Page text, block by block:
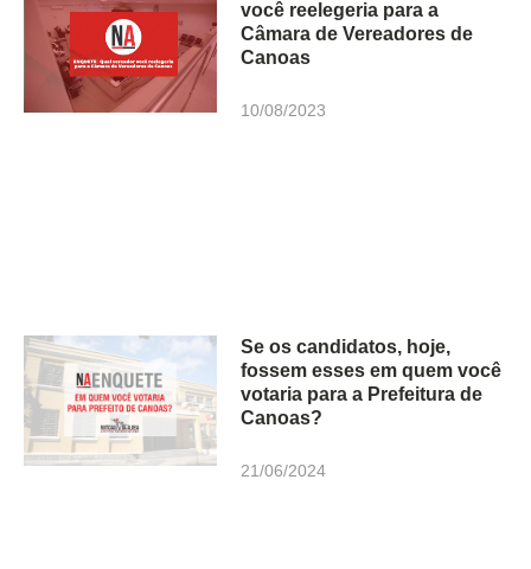
você reelegeria para a
Câmara de Vereadores de
Canoas
10/08/2023
Se os candidatos, hoje,
fossem esses em quem você
votaria para a Prefeitura de
Canoas?
21/06/2024